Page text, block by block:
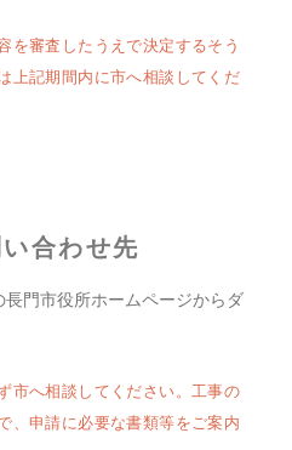
を審査したうえで決定するそう
上記期間内に市へ相談してくだ
合わせ先
門市役所ホームページからダ
市へ相談してください。工事の
、申請に必要な書類等をご案内